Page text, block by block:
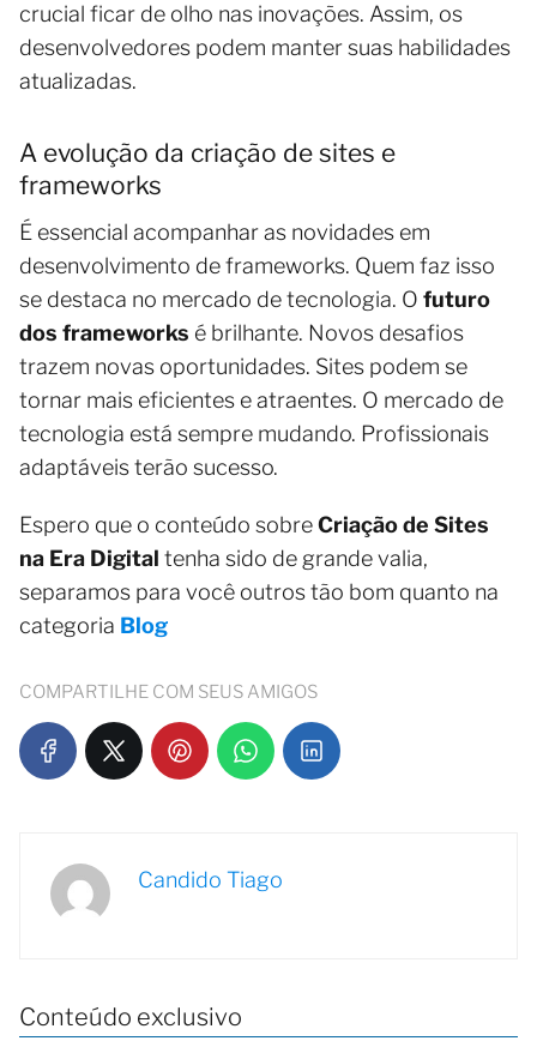
crucial ficar de olho nas inovações. Assim, os
desenvolvedores podem manter suas habilidades
atualizadas.
A evolução da criação de sites e
frameworks
É essencial acompanhar as novidades em
desenvolvimento de frameworks. Quem faz isso
se destaca no mercado de tecnologia. O futuro
dos frameworks é brilhante. Novos desafios
trazem novas oportunidades. Sites podem se
tornar mais eficientes e atraentes. O mercado de
tecnologia está sempre mudando. Profissionais
adaptáveis terão sucesso.
Espero que o conteúdo sobreCriação de Sites
na Era Digital tenha sido de grande valia,
separamos para você outros tão bom quanto na
categoria Blog
COMPARTILHE COM SEUS AMIGOS
Candido Tiago
Conteúdo exclusivo